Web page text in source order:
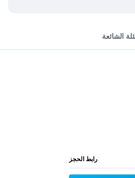
الشائعة
رابط الحجز